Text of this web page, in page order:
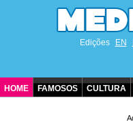
Edições EN
HOME FAMOSOS CULTURA